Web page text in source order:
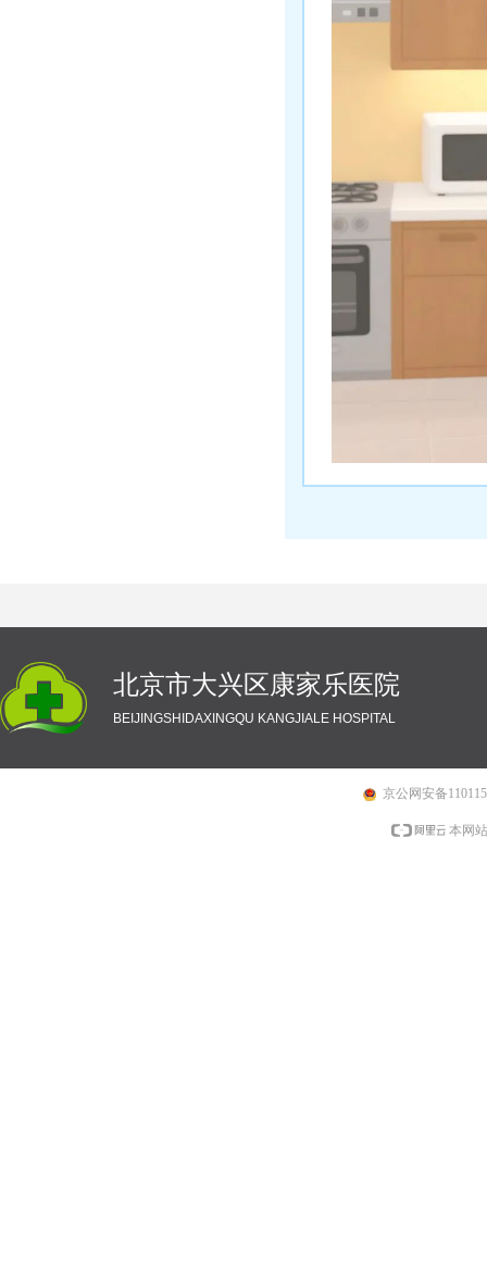
北京市大兴区康家乐医院
BEIJINGSHIDAXINGQU KANGJIALE HOSPITAL
京公网安备
本网